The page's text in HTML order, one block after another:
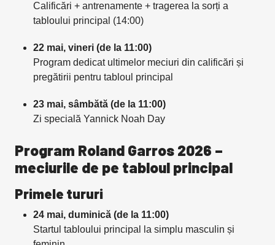
Calificări + antrenamente + tragerea la sorți a
tabloului principal (14:00)
22 mai, vineri (de la 11:00)
Program dedicat ultimelor meciuri din calificări și
pregătirii pentru tabloul principal
23 mai, sâmbătă (de la 11:00)
Zi specială Yannick Noah Day
Program Roland Garros 2026 –
meciurile de pe tabloul principal
Primele tururi
24 mai, duminică (de la 11:00)
Startul tabloului principal la simplu masculin și